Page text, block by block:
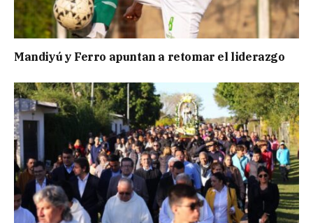
Mandiyú y Ferro apuntan a retomar el liderazgo